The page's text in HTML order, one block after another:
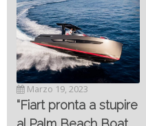
Marzo 19, 2023
“Fiart pronta a stupire